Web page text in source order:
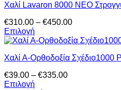
Χαλί Lavaron 8000 NEO
€310.00 – €450.00Price
€310.00
€450.00
Επιλογή
Αυτό
προϊόν
πολλαπλές
παραλλαγές.
Χαλί Α-Ορθοδοξία
€39.00 – €335.00Price
Επιλογή